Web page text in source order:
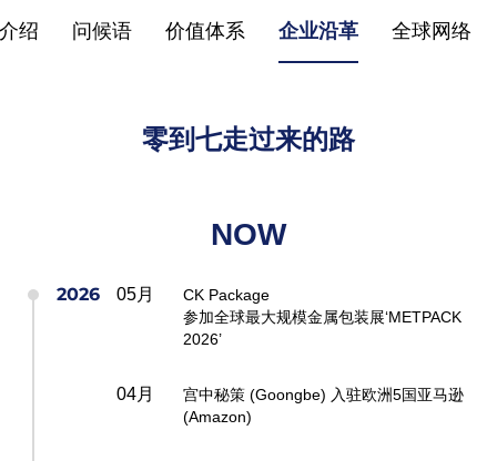
绍 问候语 价值体系 企业沿革 全球网络
零到七走过来的路
NOW
2026 05月
CK Package
参加全球最大规模金属包装展‘METPACK
2026’
04月
宫中秘策 (Goongbe) 入驻欧洲5国亚马逊
(Amazon)